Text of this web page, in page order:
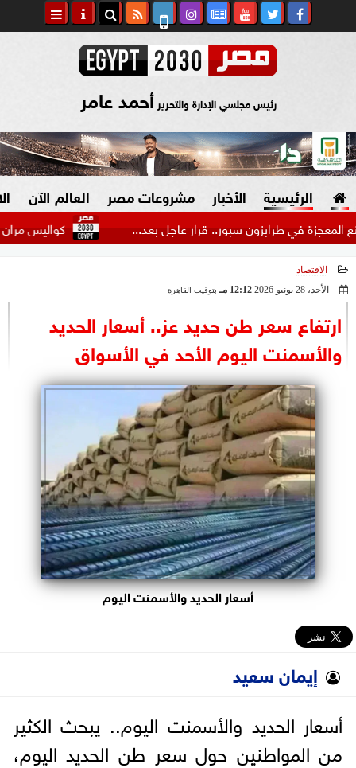
رئيس مجلسي الإدارة والتحرير أحمد عامر
الرئيسية الأخبار
السياسة
الرئاسة
البرلمان
الوزارات
الأحزاب
مشروعات مصر العالم الآن
كواليس مران الأهلي طرابزون سبور.. قرار عاجل بعد...
الاقتصاد
الأحد، 28 يونيو 2026
12:12 مـ بتوقيت القاهرة
ارتفاع سعر طن حديد عز.. أسعار الحديد
والأسمنت اليوم الأحد في الأسواق
أسعار الحديد والأسمنت اليوم
إيمان سعيد
أسعار الحديد والأسمنت اليوم.. يبحث الكثير
من المواطنين حول سعر طن الحديد اليوم،